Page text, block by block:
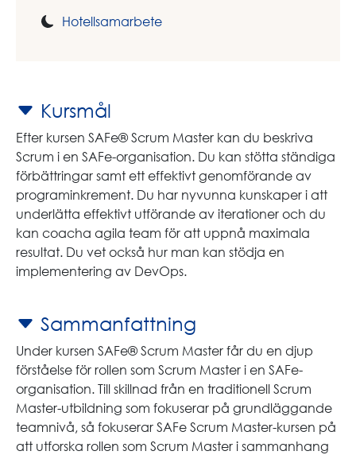
Hotellsamarbete
Kursmål
Efter kursen SAFe® Scrum Master kan du beskriva
Scrum i en SAFe-organisation. Du kan stötta ständiga
förbättringar samt ett effektivt genomförande av
programinkrement. Du har nyvunna kunskaper i att
underlätta effektivt utförande av iterationer och du
kan coacha agila team för att uppnå maximala
resultat. Du vet också hur man kan stödja en
implementering av DevOps.
Sammanfattning
Under kursen SAFe® Scrum Master får du en djup
förståelse för rollen som Scrum Master i en SAFe-
organisation. Till skillnad från en traditionell Scrum
Master-utbildning som fokuserar på grundläggande
teamnivå, så fokuserar SAFe Scrum Master-kursen på
att utforska rollen som Scrum Master i sammanhang